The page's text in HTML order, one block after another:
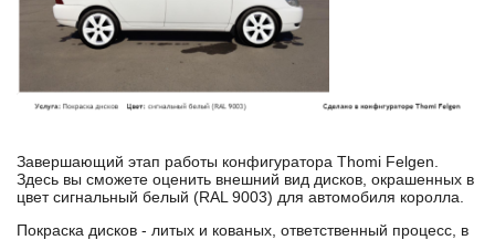
Завершающий этап работы конфигуратора Thomi Felgen.
Здесь вы сможете оценить внешний вид дисков, окрашенных в
цвет сигнальный белый (RAL 9003) для автомобиля королла.
Покраска дисков - литых и кованых, ответственный процесс, в